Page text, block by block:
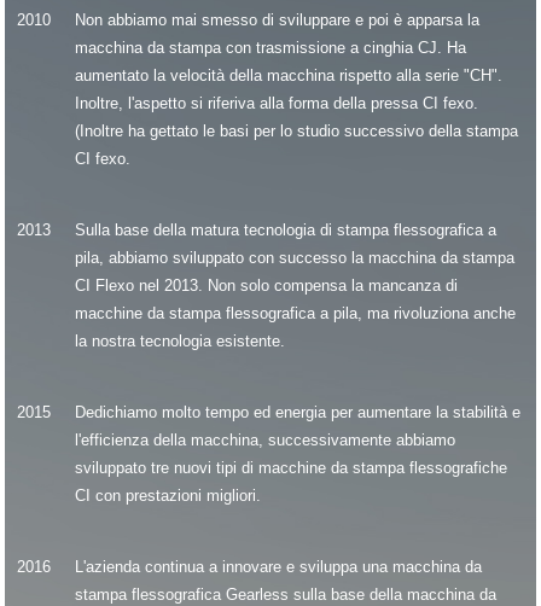
2010
Non abbiamo mai smesso di sviluppare e poi è apparsa la
macchina da stampa con trasmissione a cinghia CJ. Ha
aumentato la velocità della macchina rispetto alla serie "CH".
Inoltre, l'aspetto si riferiva alla forma della pressa CI fexo.
(Inoltre ha gettato le basi per lo studio successivo della stampa
CI fexo.
2013
Sulla base della matura tecnologia di stampa flessografica a
pila, abbiamo sviluppato con successo la macchina da stampa
CI Flexo nel 2013. Non solo compensa la mancanza di
macchine da stampa flessografica a pila, ma rivoluziona anche
la nostra tecnologia esistente.
2015
Dedichiamo molto tempo ed energia per aumentare la stabilità e
l'efficienza della macchina, successivamente abbiamo
sviluppato tre nuovi tipi di macchine da stampa flessografiche
CI con prestazioni migliori.
2016
L'azienda continua a innovare e sviluppa una macchina da
stampa flessografica Gearless sulla base della macchina da